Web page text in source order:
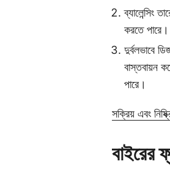
ব্যালেন্সিং
করতে পারে।
দুর্বলভাবে
বাস্তবায়ন
পারে।
সক্রিয় এবং
বাইরের